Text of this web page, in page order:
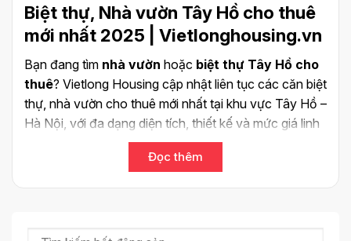
Biệt thự, Nhà vườn Tây Hồ cho thuê
mới nhất 2025 | Vietlonghousing.vn
Bạn đang tìm nhà vườn hoặc biệt thự Tây Hồ cho
thuê? Vietlong Housing cập nhật liên tục các căn biệt
thự, nhà vườn cho thuê mới nhất tại khu vực Tây Hồ –
Hà Nội, với đa dạng diện tích, thiết kế và mức giá linh
Chúng tôi cung cấp nhiều lựa chọn
bơi, sân vườn rộng, nội thất hiện đại, phù hợp với nhu
Đọc thêm